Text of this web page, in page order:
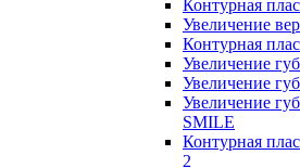
Контурная
Увеличение
Контурная
Увеличение
Увеличение
Увеличение
SMILE
Контурная
2